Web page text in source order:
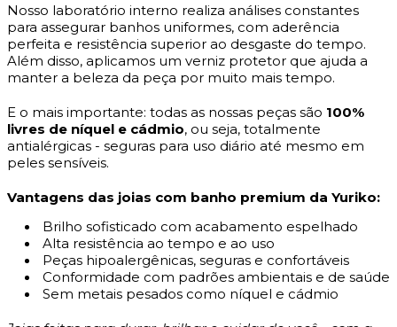
Nosso laboratório interno realiza análises constantes
para assegurar banhos uniformes, com aderência
perfeita e resistência superior ao desgaste do tempo.
Além disso, aplicamos um verniz protetor que ajuda a
manter a beleza da peça por muito mais tempo.
E o mais importante: todas as nossas peças são 100%
livres de níquel e cádmio, ou seja, totalmente
antialérgicas - seguras para uso diário até mesmo em
peles sensíveis.
Vantagens das joias com banho premium da Yuriko:
Brilho sofisticado com acabamento espelhado
Alta resistência ao tempo e ao uso
Peças hipoalergênicas, seguras e confortáveis
Conformidade com padrões ambientais e de saúde
Sem metais pesados como níquel e cádmio